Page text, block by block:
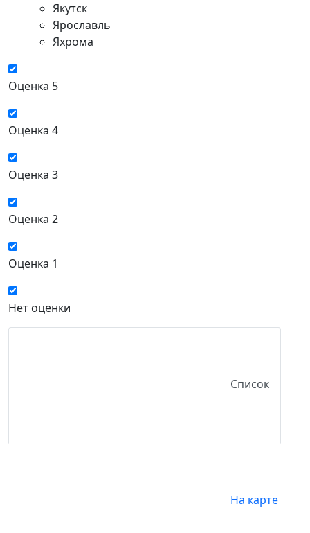
Якутск
Ярославль
Яхрома
Оценка 5
Оценка 4
Оценка 3
Оценка 2
Оценка 1
Нет оценки
Список
На карте